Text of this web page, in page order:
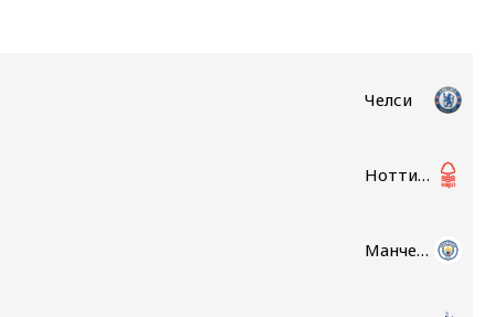
Челси
Ноттингем Форест
Манчестер Сити